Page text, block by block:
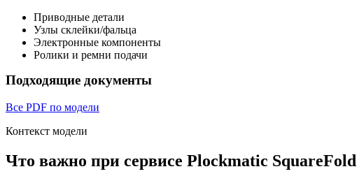
Приводные детали
Узлы склейки/фальца
Электронные компоненты
Ролики и ремни подачи
Подходящие документы
Все PDF по модели
Контекст модели
Что важно при сервисе Plockmatic SquareFold